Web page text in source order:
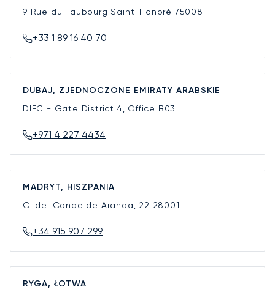
9 Rue du Faubourg Saint-Honoré 75008
+33 1 89 16 40 70
DUBAJ, ZJEDNOCZONE EMIRATY ARABSKIE
DIFC - Gate District 4, Office B03
+971 4 227 4434
MADRYT, HISZPANIA
C. del Conde de Aranda, 22 28001
+34 915 907 299
RYGA, ŁOTWA